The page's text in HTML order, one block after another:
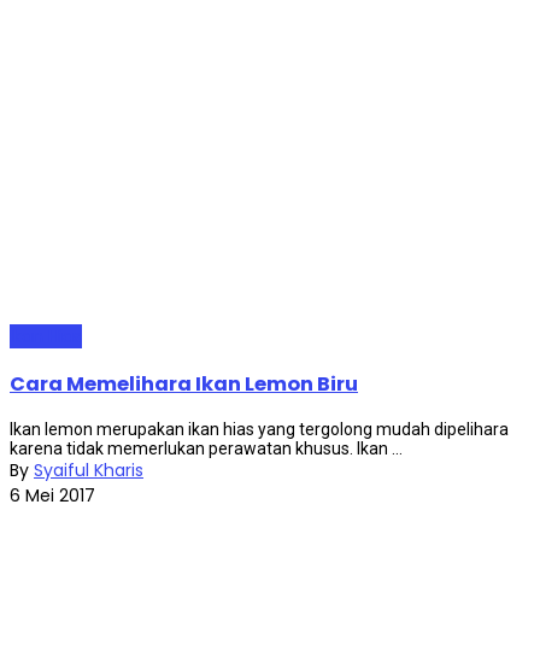
Cara Memelihara Ikan Lemon Biru
Ikan lemon merupakan ikan hias yang tergolong mudah dipelihara
karena tidak memerlukan perawatan khusus. Ikan ...
By Syaiful Kharis
6 Mei 2017